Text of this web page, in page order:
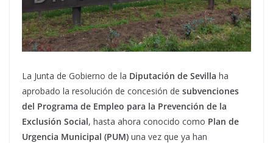
La Junta de Gobierno de la Diputación de Sevilla ha
aprobado la resolución de concesión de subvenciones
del Programa de Empleo para la Prevención de la
Exclusión Social, hasta ahora conocido como Plan de
Urgencia Municipal (PUM) una vez que ya han